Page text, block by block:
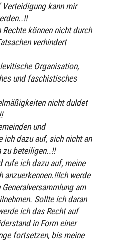
Verteidigung kann mir
können nicht durch
verhindert
Organisation,
und faschistisches
nicht duldet
und
ich dazu auf, sich nicht an
zu beteiligen..!!
rufe ich dazu auf, meine
anzuerkennen.!!Ich werde
am
Sollte ich daran
ich das Recht auf
in Form einer
fortsetzen, bis meine